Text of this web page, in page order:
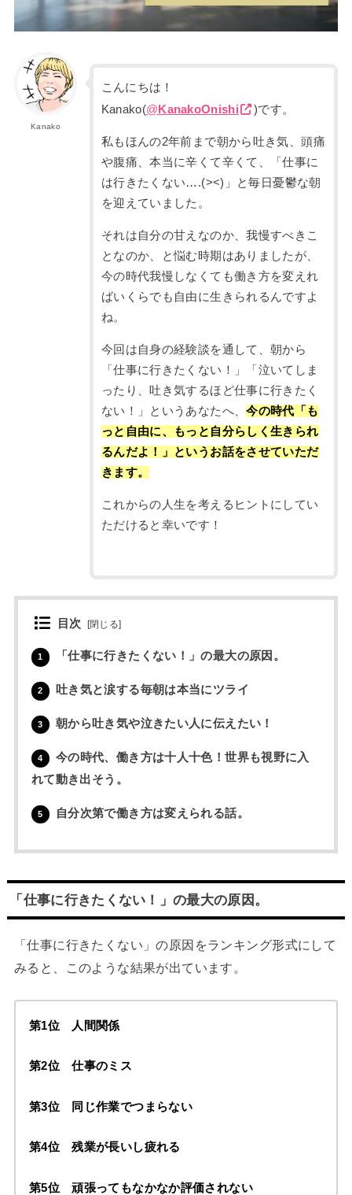
Kanako
こんにちは！
Kanako(@ KanakoOnishi )です。
私もほんの2年前まで朝から吐き気、頭痛
や腹痛、本当に辛くて辛くて、「仕事に
は行きたくない….(><)」と毎日憂鬱な朝
を迎えていました。
それは自分の甘えなのか、我慢すべきこ
となのか、と悩む時期はありましたが、
今の時代我慢しなくても働き方を変えれ
ばいくらでも自由に生きられるんですよ
ね。
今回は自身の経験談を通して、朝から
「仕事に行きたくない！」「泣いてしま
ったり、吐き気するほど仕事に行きたく
ない！」というあなたへ、今の時代「も
っと自由に、もっと自分らしく生きられ
るんだよ！」というお話をさせていただ
きます。
これからの人生を考えるヒントにしてい
ただけると幸いです！
目次 [閉じる]
1 「仕事に行きたくない！」の最大の原因。
2 吐き気と涙する毎朝は本当にツライ
3 朝から吐き気や泣きたい人に伝えたい！
4
今の時代、働き方は十人十色！世界も視野に入
れて動き出そう。
5 自分次第で働き方は変えられる話。
「仕事に行きたくない！」の最大の原因。
「仕事に行きたくない」の原因をランキング形式にして
みると、このような結果が出ています。
第1位 人間関係
第2位 仕事のミス
第3位 同じ作業でつまらない
第4位 残業が長いし疲れる
第5位 頑張ってもなかなか評価されない